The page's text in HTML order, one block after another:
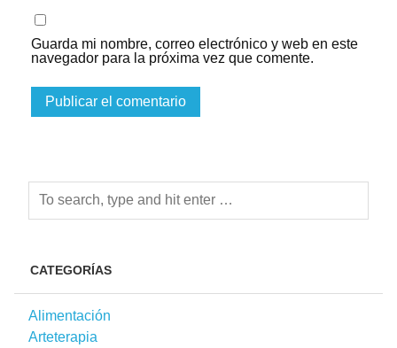
Guarda mi nombre, correo electrónico y web en este
navegador para la próxima vez que comente.
CATEGORÍAS
Alimentación
Arteterapia